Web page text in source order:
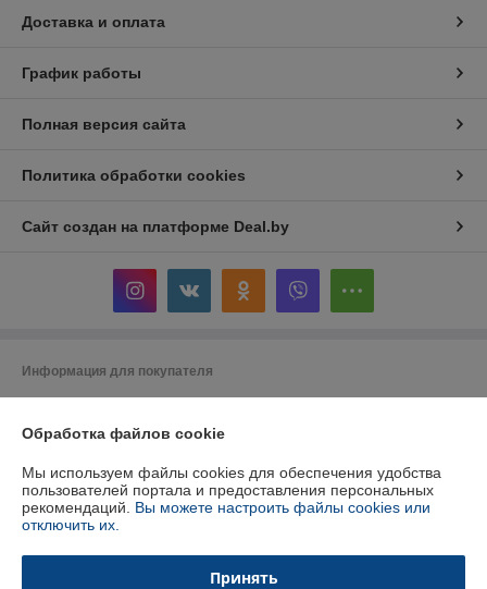
Доставка и оплата
График работы
Полная версия сайта
Политика обработки cookies
Сайт создан на платформе Deal.by
Информация для покупателя
УНП: 491594082
Регистрационный орган: Администрация Железнодорожного района г.
Дата регистрации компании: 22.12.2022
Обработка файлов cookie
Мы используем файлы cookies для обеспечения удобства
пользователей портала и предоставления персональных
рекомендаций. Вы можете настроить файлы cookies или
отключить их.
Принять